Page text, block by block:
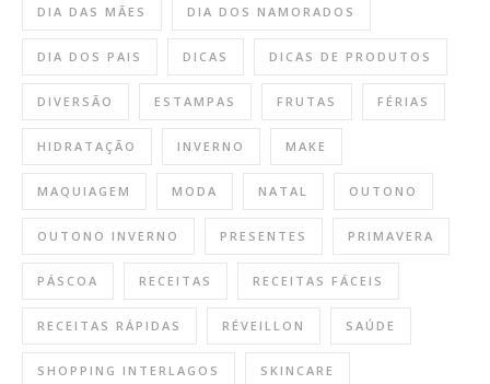
DIA DAS MÃES DIA DOS NAMORADOS
DIA DOS PAIS DICAS DICAS DE PRODUTOS
DIVERSÃO ESTAMPAS FRUTAS FÉRIAS
HIDRATAÇÃO INVERNO MAKE
MAQUIAGEM MODA NATAL OUTONO
OUTONO INVERNO PRESENTES PRIMAVERA
PÁSCOA RECEITAS RECEITAS FÁCEIS
RECEITAS RÁPIDAS RÉVEILLON SAÚDE
SHOPPING INTERLAGOS SKINCARE